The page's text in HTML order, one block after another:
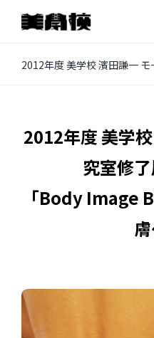
インタビュー
2012年度 美学
究室修
「Body Image
膚